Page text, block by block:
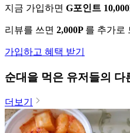
지금 가입하면 G포인트
리뷰를 쓰면 2,000P 를 추가로
가입하고 혜택 받기
순대 을 먹은 유저들의 다
더보기